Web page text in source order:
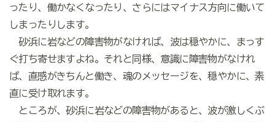
ったり、働かなくなったり、さらにはマイナス方向に働いて
しまったりします。
砂浜に岩などの障害物がなければ、波は穏やかに、まっす
ぐ打ち寄せますよね。それと同様、意識に障害物がなけれ
ば、直感がきちんと働き、魂のメッセージを、穏やかに、素
直に受け取れます。
ところが、砂浜に岩などの障害物があると、波が激しくぶ